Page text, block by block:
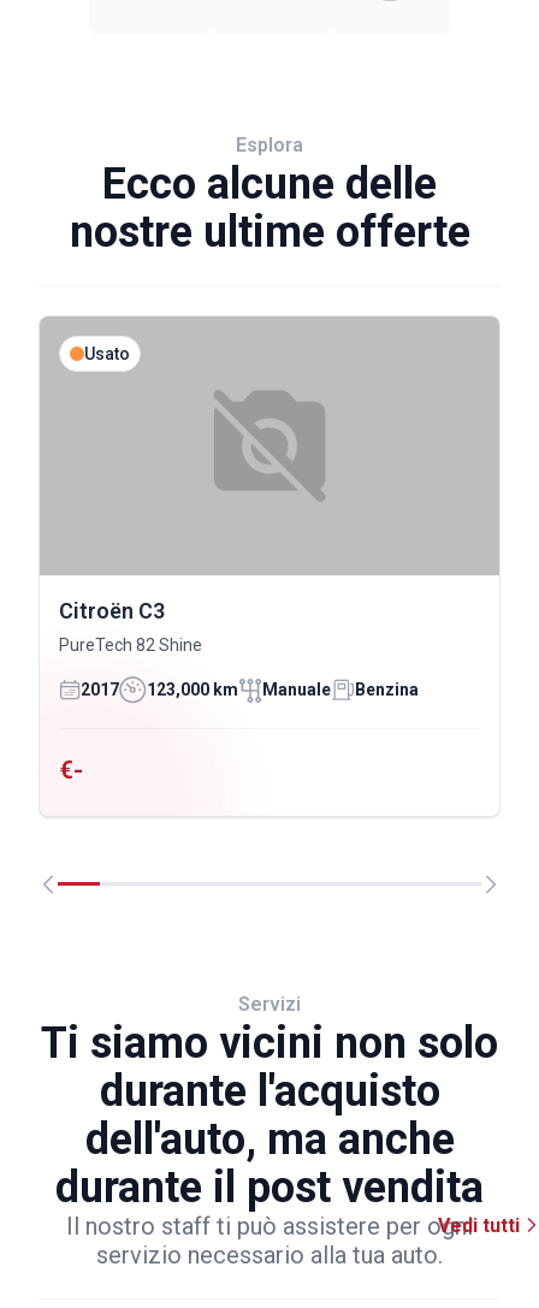
Esplora
Ecco alcune delle
nostre ultime offerte
Usato
Citroën C3
PureTech 82 Shine
2017 123,000 km Manuale Benzina
€-
Servizi
Ti siamo vicini non solo
durante l'acquisto
dell'auto, ma anche
durante il post vendita
Il nostro staff ti può assistere per ogni
servizio necessario alla tua auto.
Vedi tutti